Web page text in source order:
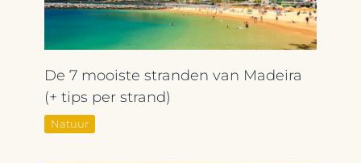
De 7 mooiste stranden van Madeira
(+ tips per strand)
Natuur